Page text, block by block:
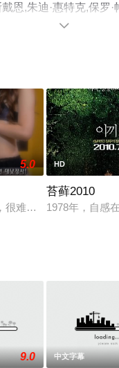
恩,朱迪·惠特克,保罗·
演员精彩演绎的英国电
瓣电影、电视猫或剧

5.0
很难摆脱甜蜜的肚子。
HD
苔藓2010
1978年，自感
9.0 中文字幕